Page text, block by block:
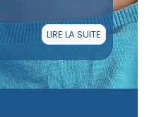
LIRE LA SUITE